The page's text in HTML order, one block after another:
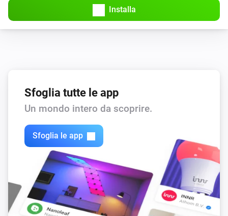
Poi...
Disattiva la modalità Assente
Sensore
Attiva la modalità Assente i
Installa
Sfoglia tutte le app
Un mondo intero da scoprire.
Sfoglia le app